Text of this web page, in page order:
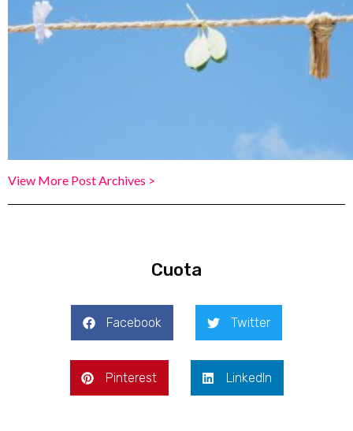
View More Post Archives >
Cuota
Facebook Twitter
Pinterest LinkedIn